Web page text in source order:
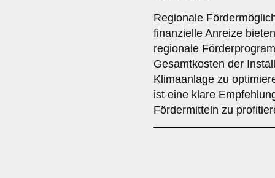
Regionale
finanzielle Anreize
regionale
Gesamtkosten der
Klimaanlage zu
ist eine klare
Fördermitteln zu